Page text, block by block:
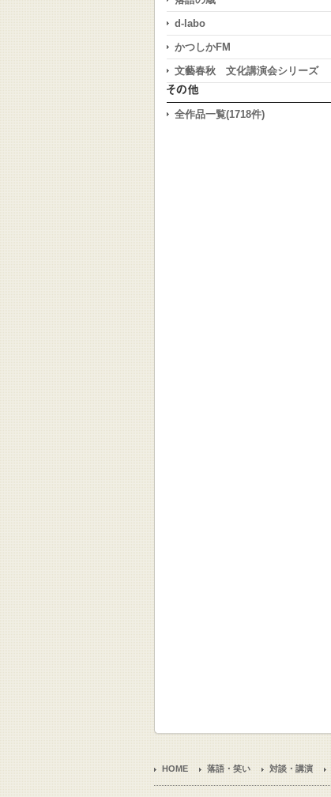
d-labo
かつしかFM
文藝春秋 文化講演会シリーズ
全作品一覧(1718件)
HOME 落語・笑い 対談・講演